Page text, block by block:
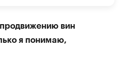
вин
я понимаю,